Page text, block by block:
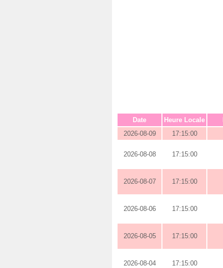
Date Heure Locale
2026-08-09
17:15:00
2026-08-08 17:15:00
2026-08-07 17:15:00
2026-08-06 17:15:00
2026-08-05 17:15:00
2026-08-04 17:15:00